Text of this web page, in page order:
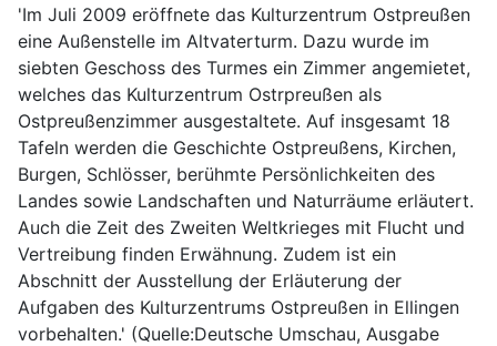
'Im Juli 2009 eröffnete das Kulturzentrum Ostpreußen
eine Außenstelle im Altvaterturm. Dazu wurde im
siebten Geschoss des Turmes ein Zimmer angemietet,
welches das Kulturzentrum Ostrpreußen als
Ostpreußenzimmer ausgestaltete. Auf insgesamt 18
Tafeln werden die Geschichte Ostpreußens, Kirchen,
Burgen, Schlösser, berühmte Persönlichkeiten des
Landes sowie Landschaften und Naturräume erläutert.
Auch die Zeit des Zweiten Weltkrieges mit Flucht und
Vertreibung finden Erwähnung. Zudem ist ein
Abschnitt der Ausstellung der Erläuterung der
Aufgaben des Kulturzentrums Ostpreußen in Ellingen
vorbehalten.' (Quelle:Deutsche Umschau, Ausgabe